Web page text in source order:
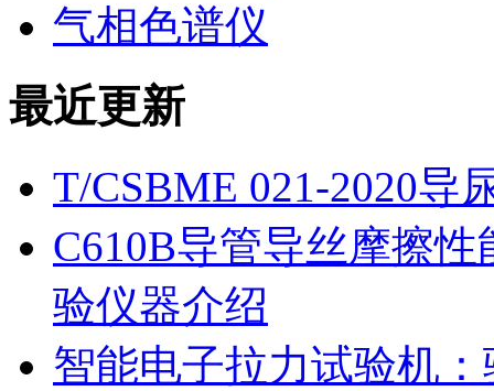
气相色谱仪
最近更新
T/CSBME 021-2020导
C610B导管导丝摩擦
验仪器介绍
智能电子拉力试验机